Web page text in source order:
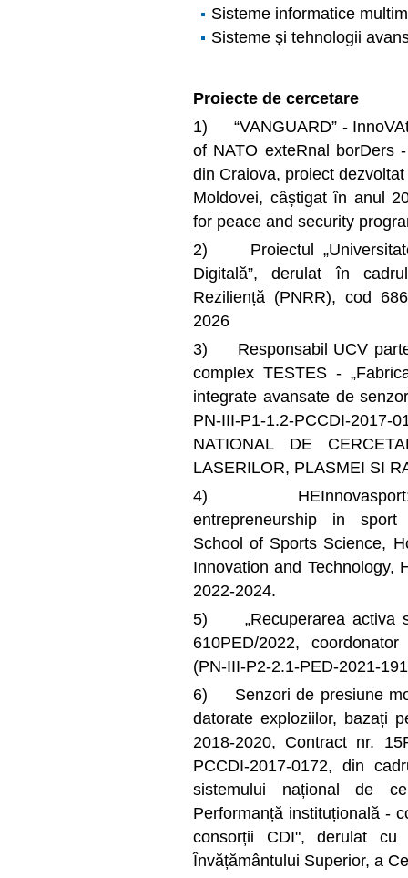
Sisteme informatice
Sisteme şi tehnologii
Proiecte de cercetare
1) “VANGUARD” -
of NATO exteRnal borDers
din Craiova, proiect
Moldovei, câștigat în anul
for peace and security
2) Proiectul
Digitală”, derulat în
Reziliență (PNRR), cod
2026
3) Responsabil UCV
complex TESTES -
integrate avansate de
PN-III-P1-1.2-PCCDI-
NATIONAL DE
LASERILOR, PLASMEI SI
4) HEInnovasport:
entrepreneurship in sport
School of Sports Science,
Innovation and Technology,
2022-2024.
5) „Recuperarea activa si
610PED/2022,
(PN-III-P2-2.1-PED-2021-
6) Senzori de presiune
datorate exploziilor, bazați
2018-2020, Contract nr.
PCCDI-2017-0172, din
sistemului național de
Performanță instituțională -
consorții CDI", derulat cu
Învățământului Superior, a